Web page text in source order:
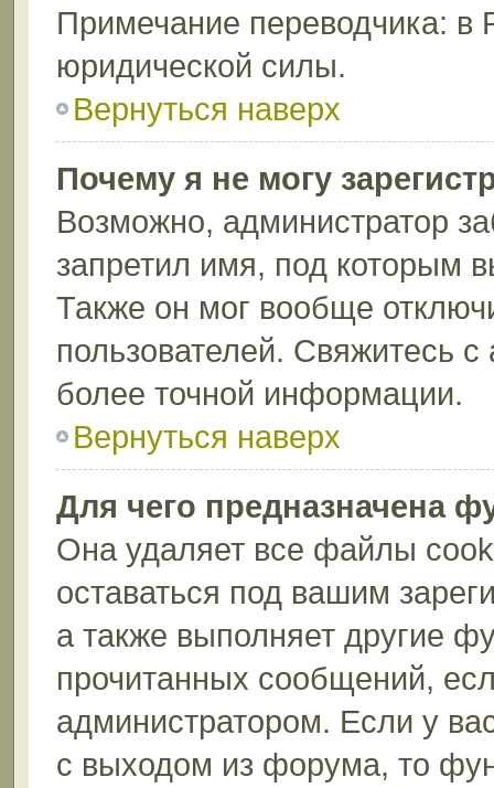
Примечание переводчика: в
юридической силы.
Вернуться наверх
Почему я не могу
Возможно, администратор
запретил имя, под которым
Также он мог вообще
пользователей. Свяжитесь
более точной информации.
Вернуться наверх
Для чего предназначена
Она удаляет все файлы
оставаться под вашим
а также выполняет другие
прочитанных сообщений,
администратором. Если у
с выходом из форума, то